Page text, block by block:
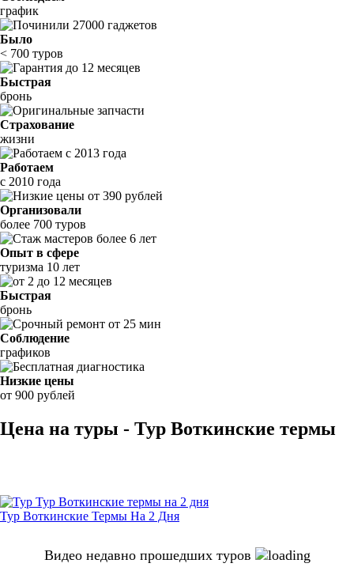
график
Было
< 700 туров
Быстрая
бронь
Страхование
жизни
Работаем
с 2010 года
Организовали
более 700 туров
Опыт в сфере
туризма 10 лет
Быстрая
бронь
Соблюдение
графиков
Низкие цены
от 900 рублей
Цена на туры - Тур Воткинские термы
Тур Воткинские Термы На 2 Дня
Видео недавно прошедших туров